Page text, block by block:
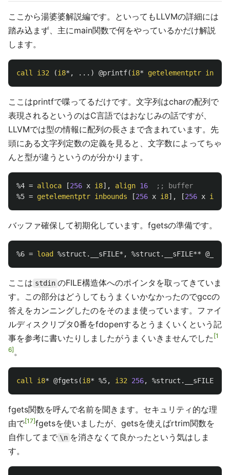
ここから湯婆婆解説編です。といってもLLVMの詳細には
踏み込まず、主にmain関数で何をやっているかだけ解説
します。
call i32 (i8*, ...) @printf(i8* getelementptr
ここはprintfで喋ってるだけです。文字列はcharの配列で
表現されるというのはC言語ではおなじみの話ですが、
LLVMでは型の情報に配列の長さまで含まれています。先
頭にある文字列定数の定義を見ると、文字数によってちゃ
んと型が違うというのが分かります。
%4 = alloca [256 x i8], align 16
;; buffer
%5 = getelementptr inbounds [256 x i8], [256 x i8
バッファ確保して初期化しています。fgetsの準備です。
%6 = load %struct.__sFILE*, %struct.__sFILE**
ここは stdin のFILE構造体へのポインタを取ってきていま
す。この部分はどうしてもうまくいかなかったのでgccの
答えをカンニングしたのをそのまま使っています。ファイ
ルディスクリプタ0番をfdopenするとうまくいくという記
事を参考に書いたりしましたがうまくいきませんでした 1
6 。
call i8* @fgets (i8* %5, i32 256, %struct.__sFILE
fgets関数を呼んで名前を聞きます。セキュリティ的な理
由で 17 fgetsを使いましたが、getsを使えばrtrim関数を
自作してまで \n を消さなくて良かったという気はしま
す。